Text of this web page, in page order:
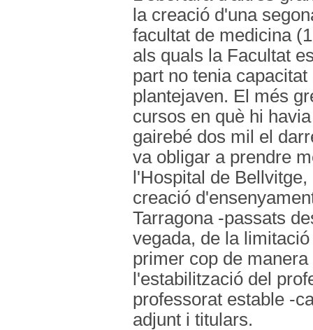
la creació d'una
facultat de medicina
als quals la Facultat
part no tenia
plantejaven. El més
cursos en què hi
gairebé dos mil el
va obligar a prendre
l'Hospital de
creació
Tarragona -passats
vegada, de la
primer cop de
l'estabilització del
professorat estable -
adjunt i titulars.